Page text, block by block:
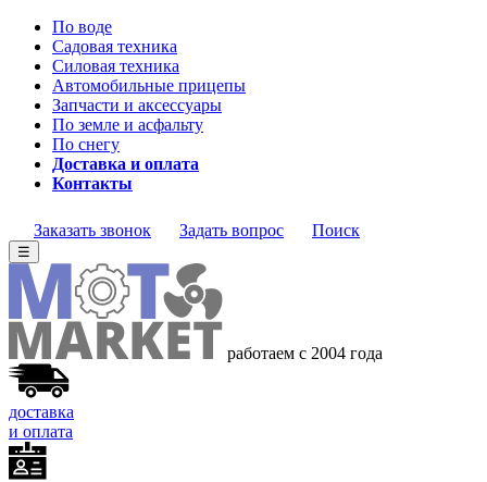
По воде
Садовая техника
Силовая техника
Автомобильные прицепы
Запчасти и аксессуары
По земле и асфальту
По снегу
Доставка и оплата
Контакты
Заказать звонок Задать вопрос Поиск
☰
работаем с 2004 года
доставка
и оплата